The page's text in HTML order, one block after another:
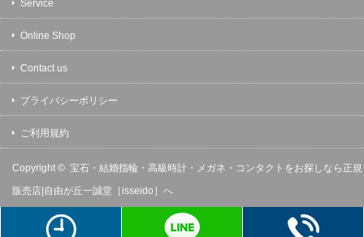
Service
Online Shop
Contact us
プライバシーポリシー
ご利用規約
Copyright © 宝石・結婚指輪・高級時計・メガネ・コンタクトをお探しなら正規
販売店|自由が丘一誠堂［isseido］へ